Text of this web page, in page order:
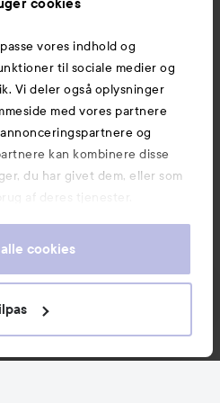
vores indhold og
til sociale medier og
Vi deler også oplysninger
med vores partnere
og
kan kombinere disse
du har givet dem, eller som
af deres tjenester.
cookies